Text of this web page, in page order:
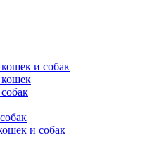
и собак
и собак